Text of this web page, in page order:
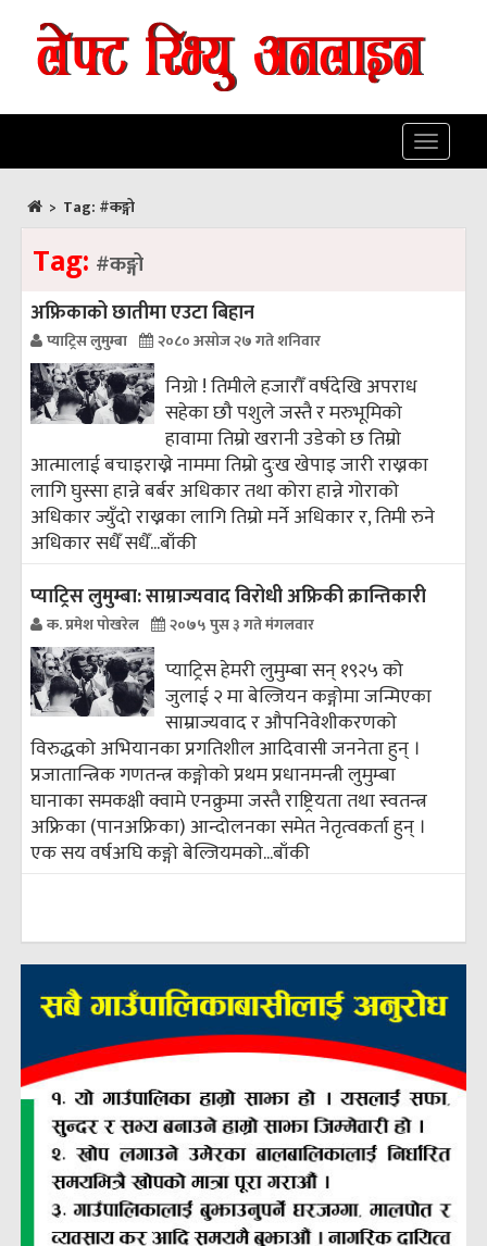
Toggle
> Tag: #कङ्गो
Tag: #कङ्गो
अफ्रिकाको छातीमा एउटा बिहान
प्याट्रिस लुमुम्बा २०८० असोज २७ गते शनिवार
निग्रो ! तिमीले हजारौँ वर्षदेखि अपराध
सहेका छौ पशुले जस्तै र मरुभूमिको
हावामा तिम्रो खरानी उडेको छ तिम्रो
आत्मालाई बचाइराख्ने नाममा तिम्रो दुःख खेपाइ जारी राख्नका
लागि घुस्सा हान्ने बर्बर अधिकार तथा कोरा हान्ने गोराको
अधिकार ज्युँदो राख्नका लागि तिम्रो मर्ने अधिकार र, तिमी रुने
अधिकार सधैँ सधैँ...बाँकी
प्याट्रिस लुमुम्बा: साम्राज्यवाद विरोधी अफ्रिकी क्रान्तिकारी
क. प्रमेश पोखरेल २०७५ पुस ३ गते मंगलवार
प्याट्रिस हेमरी लुमुम्बा सन् १९२५ को
जुलाई २ मा बेल्जियन कङ्गोमा जन्मिएका
साम्राज्यवाद र औपनिवेशीकरणको
विरुद्धको अभियानका प्रगतिशील आदिवासी जननेता हुन् ।
प्रजातान्त्रिक गणतन्त्र कङ्गोको प्रथम प्रधानमन्त्री लुमुम्बा
घानाका समकक्षी क्वामे एनक्रुमा जस्तै राष्ट्रियता तथा स्वतन्त्र
अफ्रिका (पानअफ्रिका) आन्दोलनका समेत नेतृत्वकर्ता हुन् ।
एक सय वर्षअघि कङ्गो बेल्जियमको...बाँकी